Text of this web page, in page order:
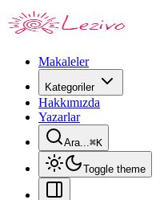
Makaleler
Kategoriler
Hakkımızda
Yazarlar
Ara...⌘K
Toggle theme